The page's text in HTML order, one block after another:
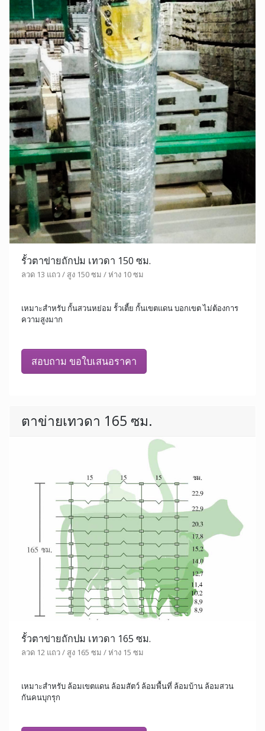
รั้วตาข่ายถักปม เทวดา 150 ซม.
ลวด 13 แถว / สูง 150 ซม / ห่าง 10 ซม
เหมาะสำหรับ กั้นสวนหย่อม รั้วเตี้ย กั้นเขตแดน บอกเขต ไม่ต้องการ
ความสูงมาก
สอบถาม ขอใบเสนอราคา
ตาข่ายเทวดา 165 ซม.
รั้วตาข่ายถักปม เทวดา 165 ซม.
ลวด 12 แถว / สูง 165 ซม / ห่าง 15 ซม
เหมาะสำหรับ ล้อมเขตแดน ล้อมสัตว์ ล้อมพื้นที่ ล้อมบ้าน ล้อมสวน
กันคนบุกรุก